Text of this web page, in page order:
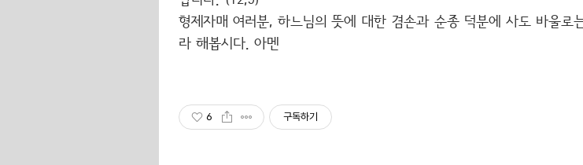
형제자매 여러분, 하느님의 뜻에 대한 겸손과 순종 덕분에 사도 바울
라 해봅시다. 아멘
6 구독하기